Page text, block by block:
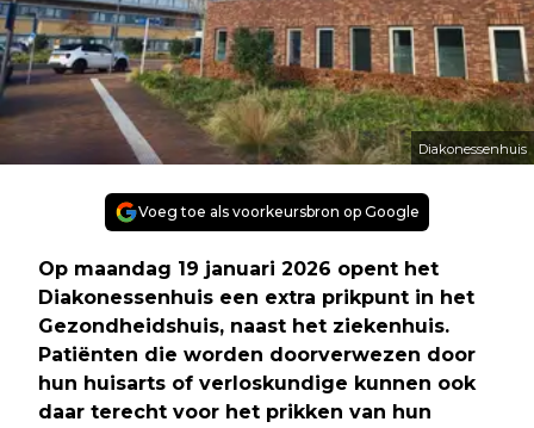
Diakonessenhuis
Voeg toe als voorkeursbron op Google
Op maandag 19 januari 2026 opent het
Diakonessenhuis een extra prikpunt in het
Gezondheidshuis, naast het ziekenhuis.
Patiënten die worden doorverwezen door
hun huisarts of verloskundige kunnen ook
daar terecht voor het prikken van hun